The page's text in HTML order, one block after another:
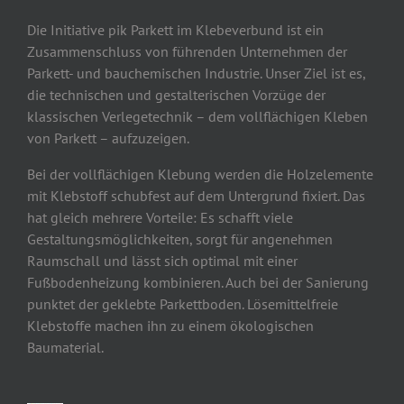
Die Initiative pik Parkett im Klebeverbund ist ein
Zusammenschluss von führenden Unternehmen der
Parkett- und bauchemischen Industrie. Unser Ziel ist es,
die technischen und gestalterischen Vorzüge der
klassischen Verlegetechnik – dem vollflächigen Kleben
von Parkett – aufzuzeigen.
Bei der vollflächigen Klebung werden die Holzelemente
mit Klebstoff schubfest auf dem Untergrund fixiert. Das
hat gleich mehrere Vorteile: Es schafft viele
Gestaltungsmöglichkeiten, sorgt für angenehmen
Raumschall und lässt sich optimal mit einer
Fußbodenheizung kombinieren. Auch bei der Sanierung
punktet der geklebte Parkettboden. Lösemittelfreie
Klebstoffe machen ihn zu einem ökologischen
Baumaterial.